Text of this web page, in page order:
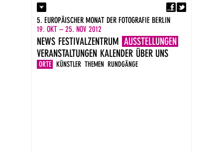
Kontakt
Presse
Impressum
DE
EN
5. EUROPÄISCHER MONAT DER FOTOGRAFIE BERLIN
19. OKT – 25. NOV 2012
NEWS FESTIVALZENTRUM AUSSTELLUNGEN
ORTE KÜNSTLER THEMEN RUNDGÄNGE
VERANSTALTUNGEN KALENDER ÜBER UNS